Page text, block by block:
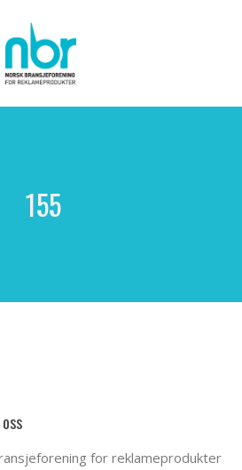
155
for reklameprodukter